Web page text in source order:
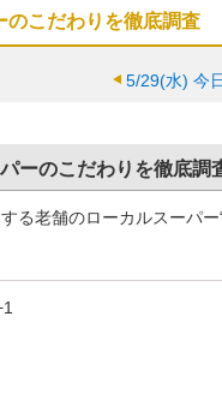
のこだわりを徹底調査
5/29(水) 今
ーのこだわりを徹底調
る老舗のローカルスーパ